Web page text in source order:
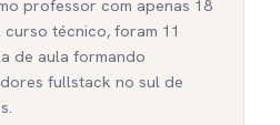
professor com apenas 18
curso técnico, foram 11
de aula formando
fullstack no sul de